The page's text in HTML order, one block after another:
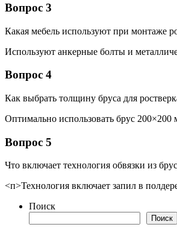
Вопрос 3
Какая мебель используют при монтаже
Используют анкерные болты и
Вопрос 4
Как выбрать толщину бруса для
Оптимально использовать брус
Вопрос 5
Что включает технология обвязки из
<п>Технология включает запил в
Поиск
Поиск